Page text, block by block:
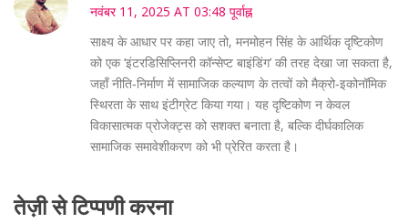
नवंबर 11, 2025 AT 03:48 पूर्वाह्न
साक्ष्य के आधार पर कहा जाए तो, मनमोहन सिंह के आर्थिक दृष्टिकोण
को एक ‘इंटरडिसिप्लिनरी कॉन्सेप्ट बाइंडिंग’ की तरह देखा जा सकता है,
जहाँ नीति‑निर्माण में सामाजिक कल्याण के तत्वों को मैक्रो‑इकोनॉमिक
स्थिरता के साथ इंटीग्रेट किया गया। यह दृष्टिकोण न केवल
विकासात्मक प्रोजेक्ट्स को सशक्त बनाता है, बल्कि दीर्घकालिक
सामाजिक समावेशीकरण को भी प्रेरित करता है।
तेज़ी से टिप्पणी करना